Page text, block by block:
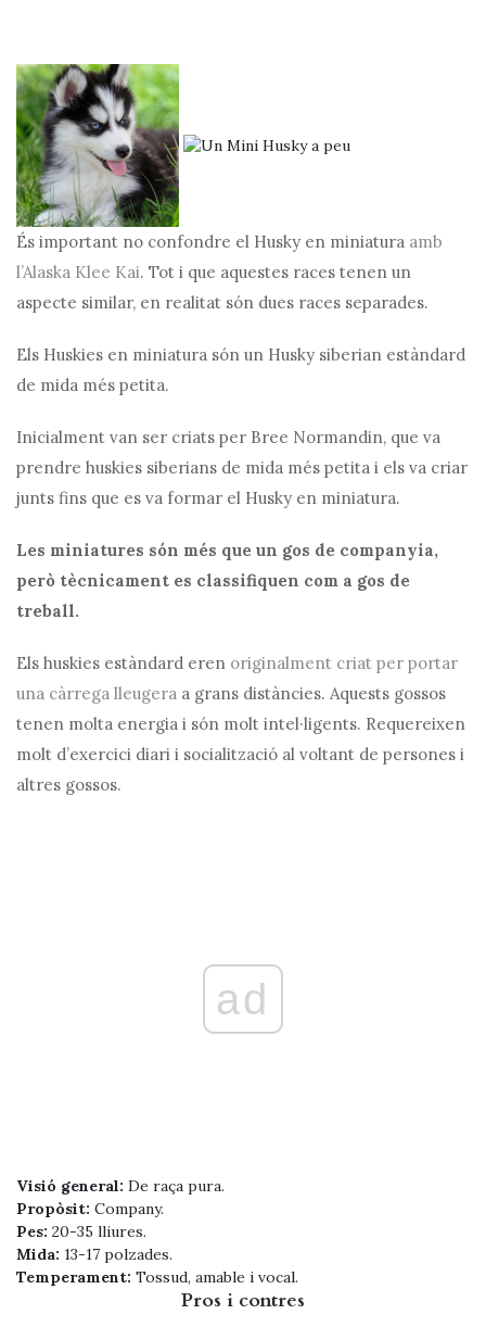
És important no confondre el Husky en miniatura amb
l’Alaska Klee Kai. Tot i que aquestes races tenen un
aspecte similar, en realitat són dues races separades.
Els Huskies en miniatura són un Husky siberian estàndard
de mida més petita.
Inicialment van ser criats per Bree Normandin, que va
prendre huskies siberians de mida més petita i els va criar
junts fins que es va formar el Husky en miniatura.
Les miniatures són més que un gos de companyia,
però tècnicament es classifiquen com a gos de
treball.
Els huskies estàndard eren originalment criat per portar
una càrrega lleugera a grans distàncies. Aquests gossos
tenen molta energia i són molt intel·ligents. Requereixen
molt d’exercici diari i socialització al voltant de persones i
altres gossos.
ad
Visió general: De raça pura.
Propòsit: Company.
Pes: 20-35 lliures.
Mida: 13-17 polzades.
Temperament: Tossud, amable i vocal.
Pros i contres